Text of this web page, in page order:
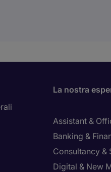
La nostra
Assistant &
Banking &
Consultancy &
Digital & New